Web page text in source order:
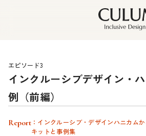
インクルーシブデザイン・
例（前編）
エピソード3
Report ：インクルーシブ・デザインハニカム
キットと事例集